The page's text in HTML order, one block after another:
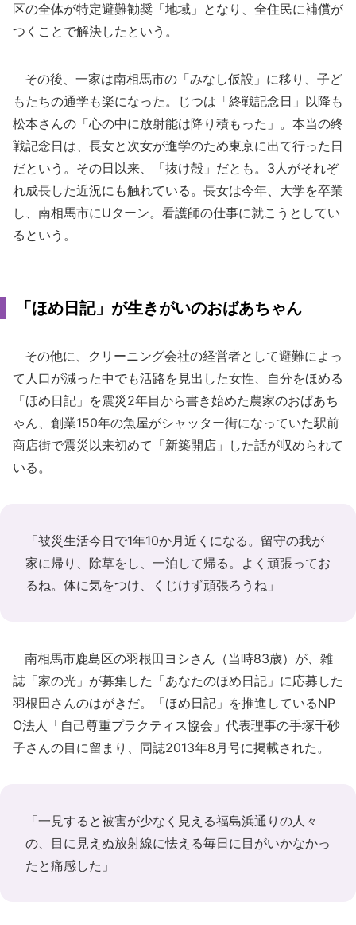
区の全体が特定避難勧奨「地域」となり、全住民に補償が
つくことで解決したという。
その後、一家は南相馬市の「みなし仮設」に移り、子ど
もたちの通学も楽になった。じつは「終戦記念日」以降も
松本さんの「心の中に放射能は降り積もった」。本当の終
戦記念日は、長女と次女が進学のため東京に出て行った日
だという。その日以来、「抜け殻」だとも。3人がそれぞ
れ成長した近況にも触れている。長女は今年、大学を卒業
し、南相馬市にUターン。看護師の仕事に就こうとしてい
るという。
「ほめ日記」が生きがいのおばあちゃん
その他に、クリーニング会社の経営者として避難によっ
て人口が減った中でも活路を見出した女性、自分をほめる
「ほめ日記」を震災2年目から書き始めた農家のおばあち
ゃん、創業150年の魚屋がシャッター街になっていた駅前
商店街で震災以来初めて「新築開店」した話が収められて
いる。
「被災生活今日で1年10か月近くになる。留守の我が
家に帰り、除草をし、一泊して帰る。よく頑張ってお
るね。体に気をつけ、くじけず頑張ろうね」
南相馬市鹿島区の羽根田ヨシさん（当時83歳）が、雑
誌「家の光」が募集した「あなたのほめ日記」に応募した
羽根田さんのはがきだ。「ほめ日記」を推進しているNP
O法人「自己尊重プラクティス協会」代表理事の手塚千砂
子さんの目に留まり、同誌2013年8月号に掲載された。
「一見すると被害が少なく見える福島浜通りの人々
の、目に見えぬ放射線に怯える毎日に目がいかなかっ
たと痛感した」